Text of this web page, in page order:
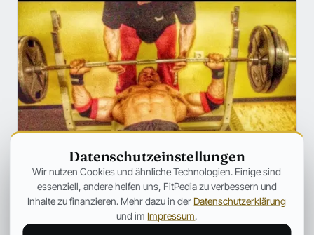
TRAINING
Matthias Botthof: SO wirst Du
Datenschutzeinstellungen
Wir nutzen Cookies und ähnliche Technologien. Einige sind
essenziell, andere helfen uns, FitPedia zu verbessern und
Inhalte zu finanzieren. Mehr dazu in der Datenschutzerklärung
und im Impressum.